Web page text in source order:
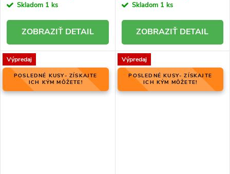
Skladom 1 ks
DETAIL
Skladom 1 ks
DETAIL
Výpredaj
POSLEDNÉ KUSY- ZÍSKAJTE
ICH KÝM MÔŽETE!
Výpredaj
POSLEDNÉ KUSY- ZÍSKAJTE
ICH KÝM MÔŽETE!